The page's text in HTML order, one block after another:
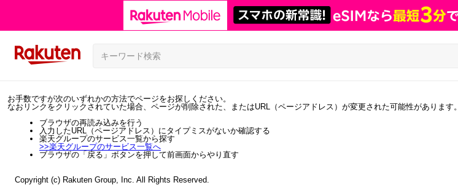
お手数ですが次のいずれかの方法でページをお探しください。
なおリンクをクリックされていた場合、ページが削除された、またはURL（ページアドレス）が変更された可能性があります。
ブラウザの再読み込みを行う
入力したURL（ページアドレス）にタイプミスがないか確認する
楽天グループのサービス一覧から探す
>>楽天グループのサービス一覧へ
ブラウザの「戻る」ボタンを押して前画面からやり直す
Copyright (c) Rakuten Group, Inc. All Rights Reserved.